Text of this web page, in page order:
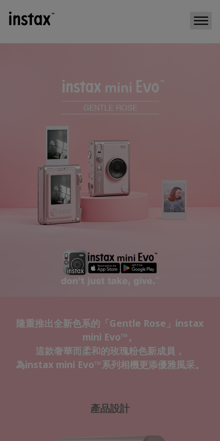
隆重推出全新色系的「Gentle Rose」instax
mini Evo™。
這款奢華而柔和的玫瑰粉色新成員，
為instax mini Evo™系列相機更添優雅風采。
產品設計